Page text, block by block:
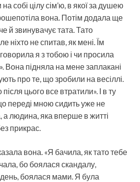
собі цілу сім’ю, в якої за душею
вона. Потім додала ще
й звинувачує тата. Тато
ніхто не спитав, як мені. Їм
я з тобою і чи просила
Вона підняла на мене заплакані
про те, що зробили на весіллі.
цього все втратили». І в ту
переді мною сидить уже не
а людина, яка вперше в житті
прикрас.
вона. «Я бачила, як тато тебе
бо боялася скандалу,
день, боялася мами. Я була